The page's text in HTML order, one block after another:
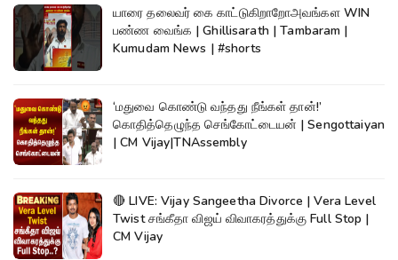
யாரை தலைவர் கை காட்டுகிறாறோஅவங்கள WIN
பண்ண வைங்க | Ghillisarath | Tambaram |
Kumudam News | #shorts
‘மதுவை கொண்டு வந்தது நீங்கள் தான்!’
கொதித்தெழுந்த செங்கோட்டையன் | Sengottaiyan
| CM Vijay|TNAssembly
🔴 LIVE: Vijay Sangeetha Divorce | Vera Level
Twist சங்கீதா விஜய் விவாகரத்துக்கு Full Stop |
CM Vijay